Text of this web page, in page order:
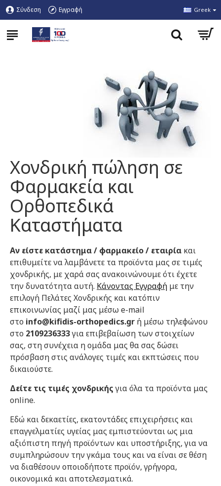
Σύνδεση Εγγραφή Greek
Χονδρική πώληση σε
Φαρμακεία και
Ορθοπεδικά
Καταστήματα
Αν είστε κατάστημα / φαρμακείο / εταιρία και
επιθυμείτε να λαμβάνετε τα προϊόντα μας σε τιμές
χονδρικής, με χαρά σας ανακοινώνουμε ότι έχετε
την δυνατότητα αυτή. Κάνοντας Εγγραφή με την
επιλογή Πελάτες Χονδρικής και κατόπιν
επικοινωνίας μαζί μας μέσω e-mail
στο info@kifidis-orthopedics.gr ή μέσω τηλεφώνου
στο 2109236333για επιβεβαίωση των στοιχείων
σας, στη συνέχεια η ομάδα μας θα σας δώσει
πρόσβαση στις ανάλογες τιμές και εκπτώσεις που
δικαιούστε.
Δείτε τις τιμές χονδρικήςγια όλα τα προϊόντα μας
online.
Εδώ και δεκαετίες, εκατοντάδες επιχειρήσεις και
επαγγελματίες υγείας μας εμπιστεύονται ως μια
αξιόπιστη πηγή προϊόντων και υποστήριξης, για να
συμπληρώσουν την γκάμα τους και να είναι σε θέση
να διαθέσουν οποιοδήποτε προϊόν, γρήγορα,
οικονομικά και αποτελεσματικά.